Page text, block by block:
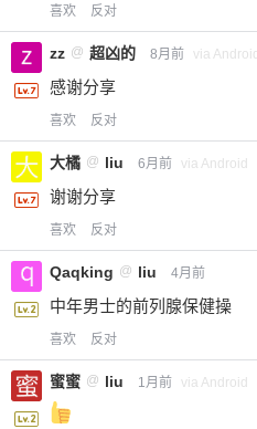
喜欢 反对
zz @ 超凶的 8月前 via Android
感谢分享
喜欢 反对
大橘 @ liu 6月前 via Android
谢谢分享
喜欢 反对
Qaqking @ liu 4月前
中年男士的前列腺保健操
喜欢 反对
蜜蜜 @ liu 1月前 via Android